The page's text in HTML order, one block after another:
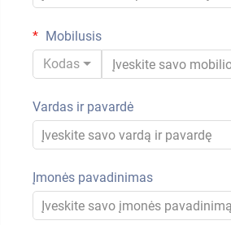
Mobilusis
Kodas
Vardas ir pavardė
Įmonės pavadinimas